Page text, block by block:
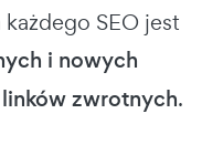
SEO jest
i nowych
zwrotnych.